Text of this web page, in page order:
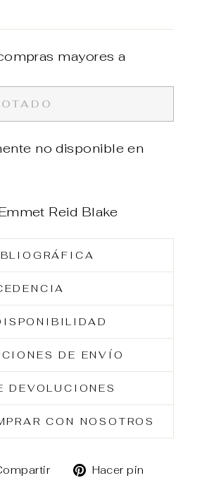
mayores a
no disponible en
Reid Blake
DE ENVÍO
DEVOLUCIONES
CON NOSOTROS
TuitearHacer pin